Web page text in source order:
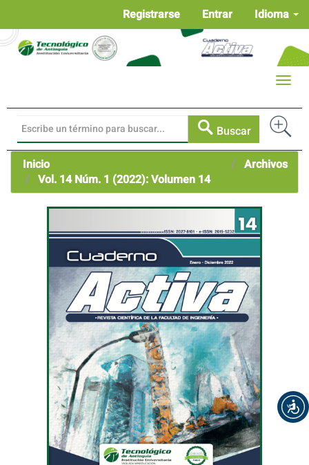
Contenido
principal
Idioma
Registrarse Entrar
Buscar
Toggle
Inicio
Archivos
Vol. 14 Núm. 1 (2022): Volumen 14